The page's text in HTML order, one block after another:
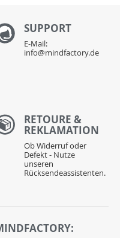
SUPPORT
E-Mail:
info@mindfactory.de
RETOURE &
REKLAMATION
Ob Widerruf oder
Defekt - Nutze
unseren
Rücksendeassistenten.